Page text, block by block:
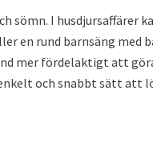
sömn. I husdjursaffärer
en rund barnsäng med
mer fördelaktigt att
och snabbt sätt att